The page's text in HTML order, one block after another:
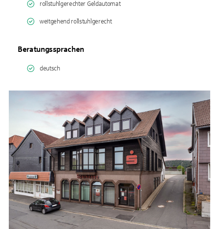
rollstuhlgerechter Geldautomat
weitgehend rollstuhlgerecht
Beratungssprachen
deutsch